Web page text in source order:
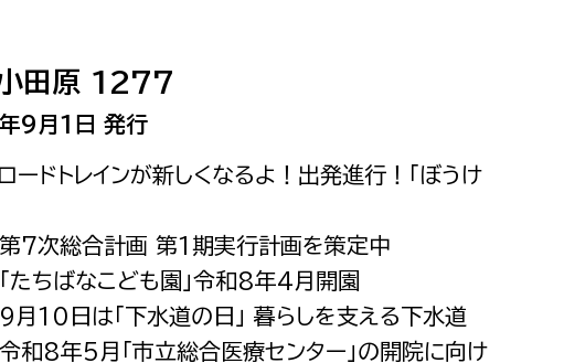
まちづくりに関わりたい
事務所
都市部
都市計画課
地域交通課
建築指導課
田原 1277
9月1日 発行
ドトレインが新しくなるよ！出発進行！「ぼうけ
7次総合計画 第1期実行計画を策定中
ちばなこども園」令和8年4月開園
10日は「下水道の日」 暮らしを支える下水道
8年5月「市立総合医療センター」の開院に向け